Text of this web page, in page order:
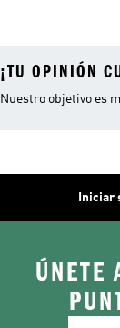
¡TU OPINIÓN
Nuestro objetivo es
Iniciar
ÚNETE